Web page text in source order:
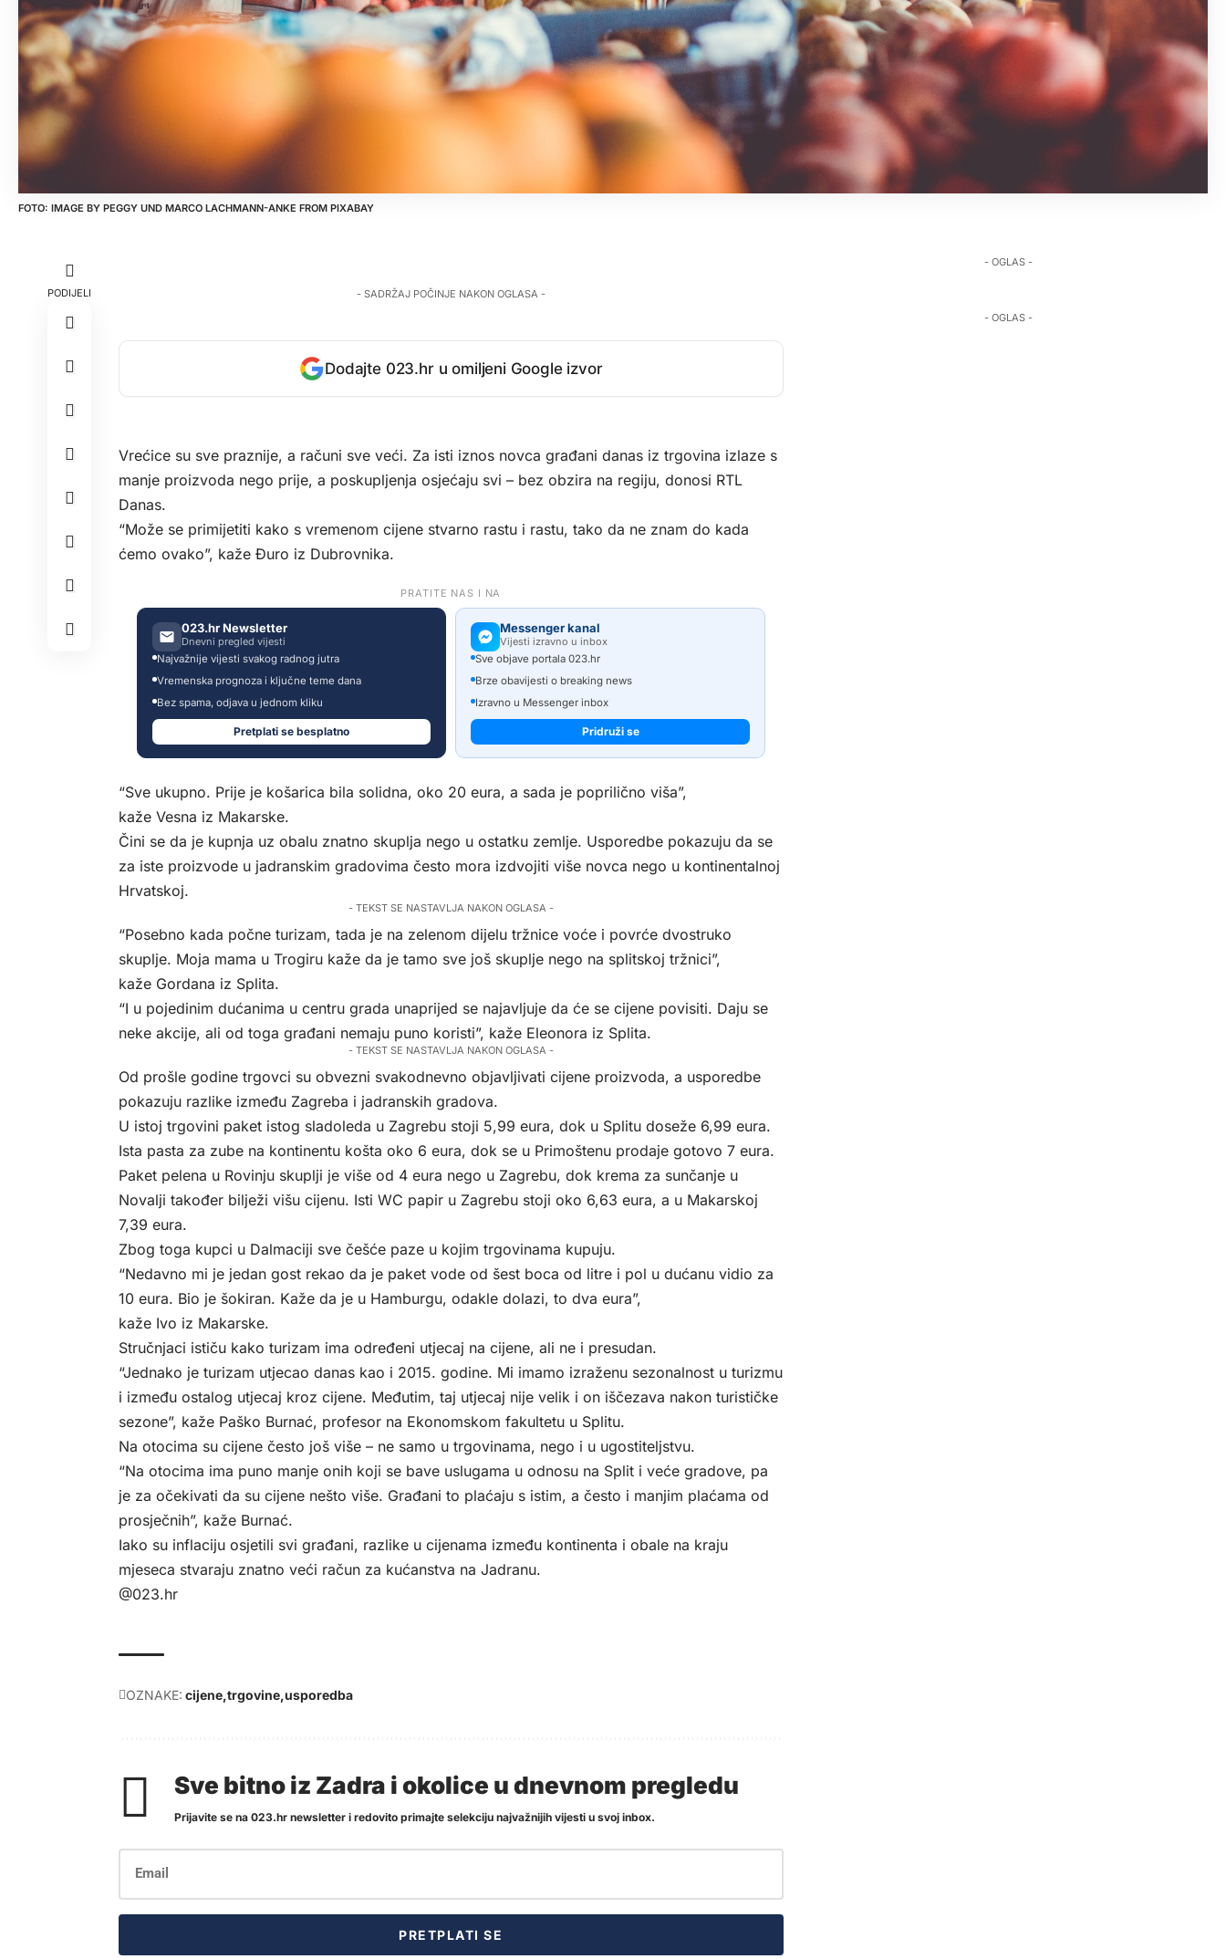
IMAGE BY PEGGY UND MARCO LACHMANN-ANKE FROM PIXABAY
PODIJELI - SADRŽAJ POČINJE NAKON OGLASA -
Dodajte 023.hr u omiljeni Google izvor
Vrećice su sve praznije, a računi sve veći. Za isti iznos novca građani danas iz trgovina izlaze s
manje proizvoda nego prije, a poskupljenja osjećaju svi – bez obzira na regiju, donosi RTL
Danas.
“Može se primijetiti kako s vremenom cijene stvarno rastu i rastu, tako da ne znam do kada
ćemo ovako”, kaže Đuro iz Dubrovnika.
PRATITE NAS I NA
023.hr Newsletter
Dnevni pregled vijesti
Najvažnije vijesti svakog radnog jutra
Vremenska prognoza i ključne teme dana
Bez spama, odjava u jednom kliku
Pretplati se besplatno
Messenger kanal
Vijesti izravno u inbox
Sve objave portala 023.hr
Brze obavijesti o breaking news
Izravno u Messenger inbox
Pridruži se
“Sve ukupno. Prije je košarica bila solidna, oko 20 eura, a sada je poprilično viša”,
kaže Vesna iz Makarske.
Čini se da je kupnja uz obalu znatno skuplja nego u ostatku zemlje. Usporedbe pokazuju da se
za iste proizvode u jadranskim gradovima često mora izdvojiti više novca nego u kontinentalnoj
Hrvatskoj.
- TEKST SE NASTAVLJA NAKON OGLASA -
“Posebno kada počne turizam, tada je na zelenom dijelu tržnice voće i povrće dvostruko
skuplje. Moja mama u Trogiru kaže da je tamo sve još skuplje nego na splitskoj tržnici”,
kaže Gordana iz Splita.
“I u pojedinim dućanima u centru grada unaprijed se najavljuje da će se cijene povisiti. Daju se
neke akcije, ali od toga građani nemaju puno koristi”, kaže Eleonora iz Splita.
- TEKST SE NASTAVLJA NAKON OGLASA -
Od prošle godine trgovci su obvezni svakodnevno objavljivati cijene proizvoda, a usporedbe
pokazuju razlike između Zagreba i jadranskih gradova.
U istoj trgovini paket istog sladoleda u Zagrebu stoji 5,99 eura, dok u Splitu doseže 6,99 eura.
Ista pasta za zube na kontinentu košta oko 6 eura, dok se u Primoštenu prodaje gotovo 7 eura.
Paket pelena u Rovinju skuplji je više od 4 eura nego u Zagrebu, dok krema za sunčanje u
Novalji također bilježi višu cijenu. Isti WC papir u Zagrebu stoji oko 6,63 eura, a u Makarskoj
7,39 eura.
Zbog toga kupci u Dalmaciji sve češće paze u kojim trgovinama kupuju.
“Nedavno mi je jedan gost rekao da je paket vode od šest boca od litre i pol u dućanu vidio za
10 eura. Bio je šokiran. Kaže da je u Hamburgu, odakle dolazi, to dva eura”,
kaže Ivo iz Makarske.
Stručnjaci ističu kako turizam ima određeni utjecaj na cijene, ali ne i presudan.
“Jednako je turizam utjecao danas kao i 2015. godine. Mi imamo izraženu sezonalnost u turizmu
i između ostalog utjecaj kroz cijene. Međutim, taj utjecaj nije velik i on iščezava nakon turističke
sezone”, kaže Paško Burnać, profesor na Ekonomskom fakultetu u Splitu.
Na otocima su cijene često još više – ne samo u trgovinama, nego i u ugostiteljstvu.
“Na otocima ima puno manje onih koji se bave uslugama u odnosu na Split i veće gradove, pa
je za očekivati da su cijene nešto više. Građani to plaćaju s istim, a često i manjim plaćama od
prosječnih”, kaže Burnać.
Iako su inflaciju osjetili svi građani, razlike u cijenama između kontinenta i obale na kraju
mjeseca stvaraju znatno veći račun za kućanstva na Jadranu.
@023.hr
OZNAKE: cijene trgovine usporedba
Sve bitno iz Zadra i okolice u dnevnom pregledu
Prijavite se na 023.hr newsletter i redovito primajte selekciju najvažnijih vijesti u svoj inbox.
PRETPLATI SE
- OGLAS -
- OGLAS -